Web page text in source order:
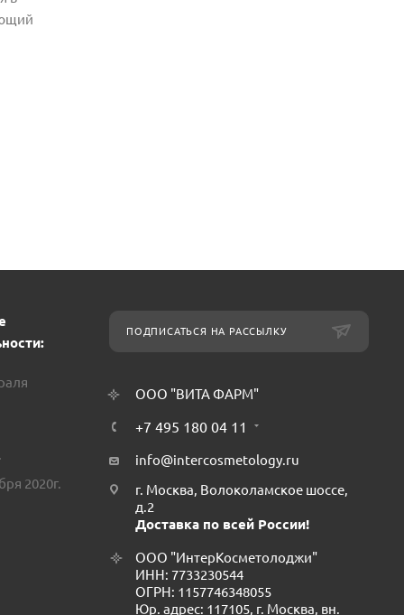
2020г.
ПОДПИСАТЬСЯ НА РАССЫЛКУ
ООО "ВИТА ФАРМ"
+7 495 180 04 11
info@intercosmetology.ru
г. Москва, Волоколамское шоссе,
д.2
Доставка по всей России!
ООО "ИнтерКосметолоджи"
ИНН: 7733230544
ОГРН: 1157746348055
Юр. адрес: 117105, г. Москва, вн.